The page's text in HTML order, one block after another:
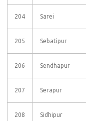
204 Sarei
205 Sebatipur
206 Sendhapur
207 Serapur
208 Sidhipur